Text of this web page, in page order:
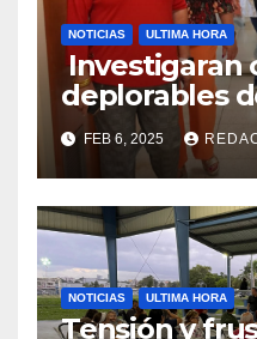
NOTICIAS ULTIMA HORA
Investigaran
deplorables
facilidades el
de la Salud
FEB 6, 2025
NOTICIAS ULTIMA HORA
Tensión y